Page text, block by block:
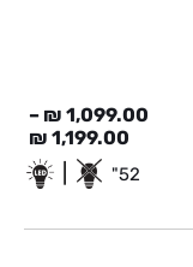
1,099.00
₪
–
1,199.00
₪
52"